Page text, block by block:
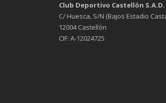
Club Deportivo Castellón S.A.D.
C/ Huesca, S/N (Bajos Estadio
12004 Castellón
CIF: A-12024725